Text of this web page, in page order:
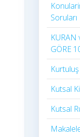
Soruları
KURAN
GÖRE
Kutsal
Kutsal